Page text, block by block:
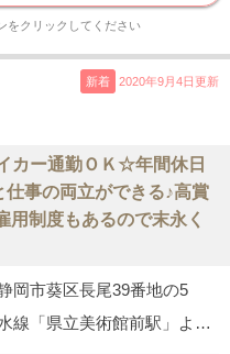
をクリックしてください
新着 2020年9月4日更新
カー通勤ＯＫ☆年間休日
事の両立ができる♪高賞
制度もあるので末永く
岡市葵区長尾39番地の5
静鉄清水線「県立美術館前駅」より車で10分